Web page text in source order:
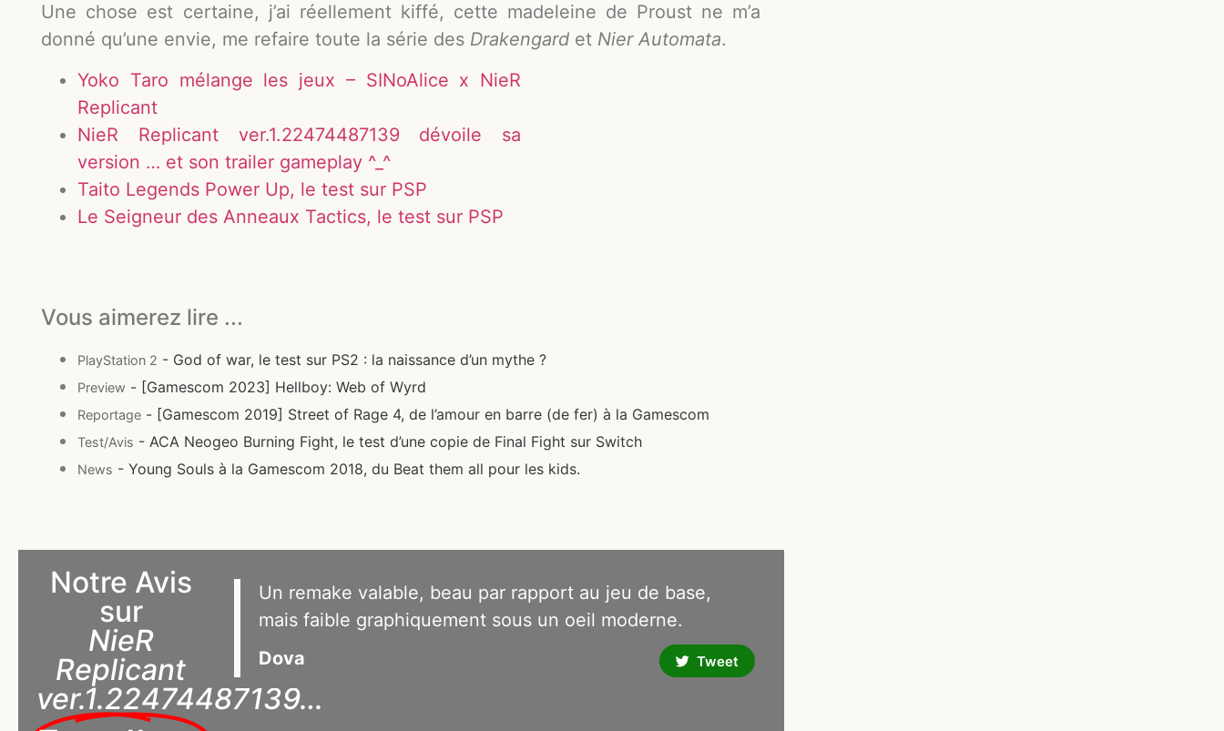
Une chose est certaine, j’ai réellement kiffé, cette madeleine de Proust ne m’a
donné qu’une envie, me refaire toute la série des Drakengard et Nier Automata.
Yoko Taro mélange les jeux – SINoAlice x NieR
Replicant
NieR Replicant ver.1.22474487139 dévoile sa
version … et son trailer gameplay ^_^
Taito Legends Power Up, le test sur PSP
Le Seigneur des Anneaux Tactics, le test sur PSP
Vous aimerez lire ...
PlayStation 2 - God of war, le test sur PS2 : la naissance d’un mythe ?
Preview - [Gamescom 2023] Hellboy: Web of Wyrd
Reportage - [Gamescom 2019] Street of Rage 4, de l’amour en barre (de fer) à la Gamescom
Test/Avis - ACA Neogeo Burning Fight, le test d’une copie de Final Fight sur Switch
News - Young Souls à la Gamescom 2018, du Beat them all pour les kids.
Notre Avis
sur
NieR
Replicant
ver.1.22474487139…
Un remake valable, beau par rapport au jeu de base,
mais faible graphiquement sous un oeil moderne.
Dova
Tweet